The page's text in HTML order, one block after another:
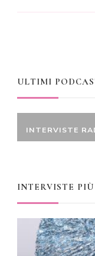
ULTIMI
INTERVISTE
INTERVISTE